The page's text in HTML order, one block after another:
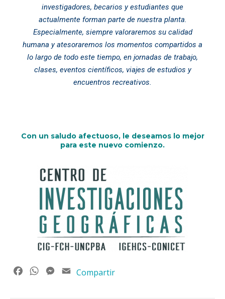
investigadores, becarios y estudiantes que
actualmente forman parte de nuestra planta.
Especialmente, siempre valoraremos su calidad
humana y atesoraremos los momentos compartidos a
lo largo de todo este tiempo, en jornadas de trabajo,
clases, eventos científicos, viajes de estudios y
encuentros recreativos.
Con un saludo afectuoso, le deseamos lo mejor
para este nuevo comienzo.
FacebookWhatsAppMessenger
Email
Compartir